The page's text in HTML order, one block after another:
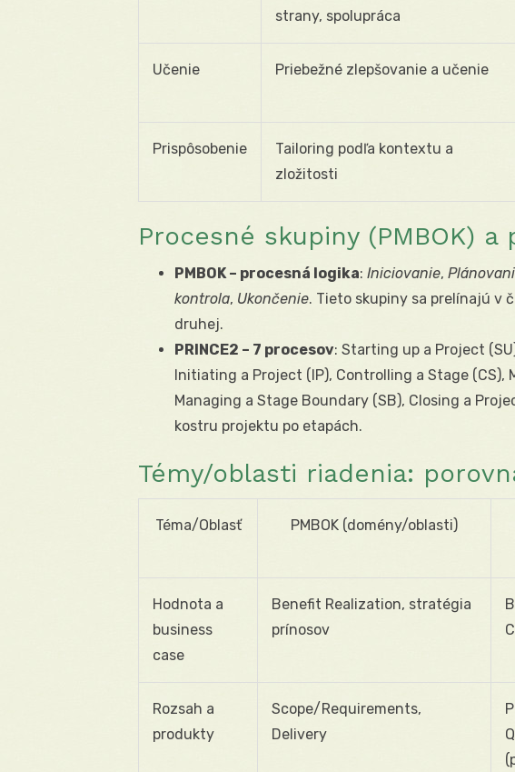
strany, spolupráca
Učenie Priebežné zlepšovanie a učenie
Prispôsobenie
Tailoring podľa kontextu a
zložitosti
Procesné skupiny (PMBOK) a
PMBOK – procesná logika: Iniciovanie,
kontrola, Ukončenie. Tieto skupiny sa prelínajú v
druhej.
PRINCE2 – 7 procesov: Starting up a Project
Initiating a Project (IP), Controlling a Stage (CS),
Managing a Stage Boundary (SB), Closing a
kostru projektu po etapách.
Témy/oblasti riadenia:
Téma/Oblasť PMBOK (domény/oblasti)
Hodnota a
business
case
Benefit Realization, stratégia
prínosov
Rozsah a
produkty
Scope/Requirements,
Delivery